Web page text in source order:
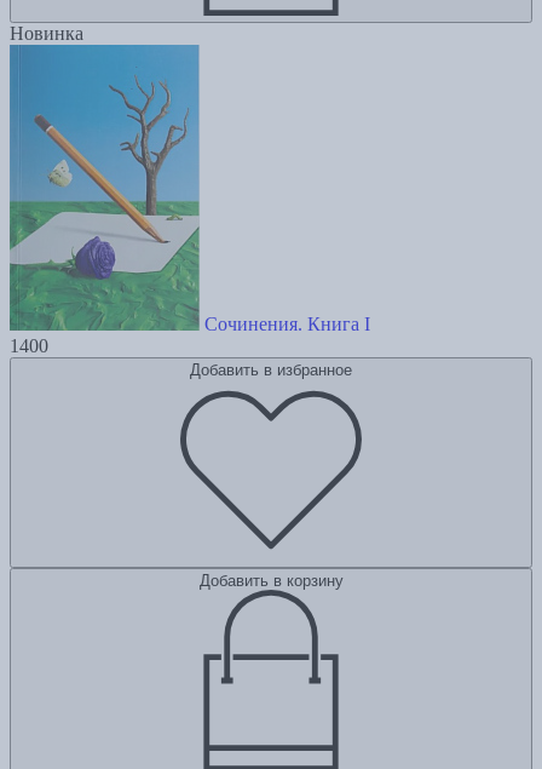
Новинка
Сочинения. Книга I
1400
Добавить в избранное
Добавить в корзину